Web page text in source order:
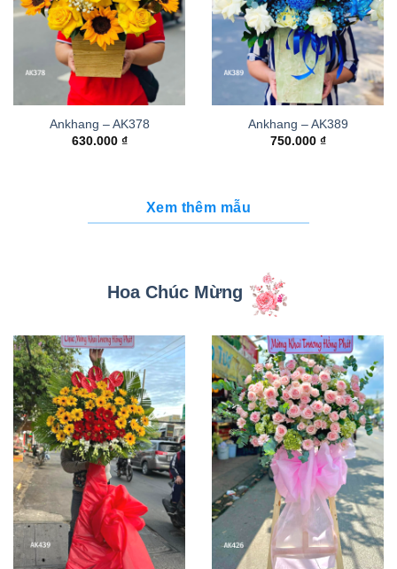
Ankhang – AK378
630.000 ₫
Ankhang – AK389
750.000 ₫
Xem thêm mẫu
Hoa Chúc Mừng